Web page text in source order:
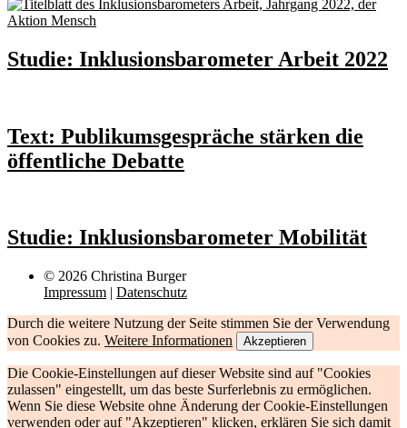
Studie: Inklusionsbarometer Arbeit 2022
Text: Publikumsgespräche stärken die
öffentliche Debatte
Studie: Inklusionsbarometer Mobilität
© 2026 Christina Burger
Impressum | Datenschutz
Durch die weitere Nutzung der Seite stimmen Sie der Verwendung
von Cookies zu. Weitere Informationen Akzeptieren
Die Cookie-Einstellungen auf dieser Website sind auf "Cookies
zulassen" eingestellt, um das beste Surferlebnis zu ermöglichen.
Wenn Sie diese Website ohne Änderung der Cookie-Einstellungen
verwenden oder auf "Akzeptieren" klicken, erklären Sie sich damit